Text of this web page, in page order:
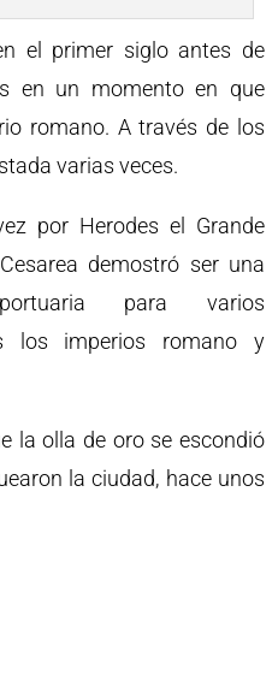
el primer siglo antes de
en un momento en que
romano. A través de los
varias veces.
por Herodes el Grande
demostró ser una
para varios
los imperios romano y
la olla de oro se escondió
la ciudad, hace unos